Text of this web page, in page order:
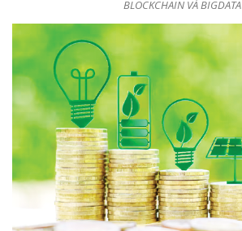
BLOCKCHAIN VÀ BIGDATA